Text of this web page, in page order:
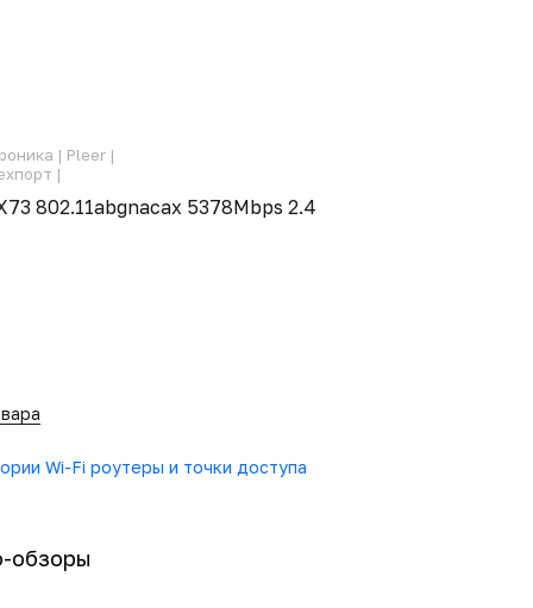
| Pleer |
|
802.11abgnacax 5378Mbps 2.4
Wi-Fi роутеры и точки доступа
обзоры